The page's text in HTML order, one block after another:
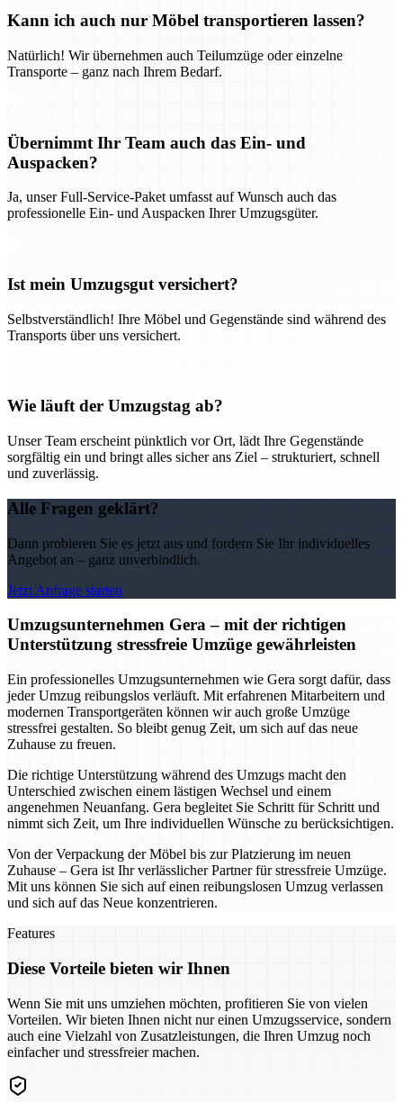
Kann ich auch nur Möbel transportieren lassen?
Natürlich! Wir übernehmen auch Teilumzüge oder einzelne
Transporte – ganz nach Ihrem Bedarf.
Übernimmt Ihr Team auch das Ein- und
Auspacken?
Ja, unser Full-Service-Paket umfasst auf Wunsch auch das
professionelle Ein- und Auspacken Ihrer Umzugsgüter.
Ist mein Umzugsgut versichert?
Selbstverständlich! Ihre Möbel und Gegenstände sind während des
Transports über uns versichert.
Wie läuft der Umzugstag ab?
Unser Team erscheint pünktlich vor Ort, lädt Ihre Gegenstände
sorgfältig ein und bringt alles sicher ans Ziel – strukturiert, schnell
und zuverlässig.
Alle Fragen geklärt?
Dann probieren Sie es jetzt aus und fordern Sie Ihr individuelles
Angebot an – ganz unverbindlich.
Jetzt Anfrage starten
Umzugsunternehmen Gera – mit der richtigen
Unterstützung stressfreie Umzüge gewährleisten
Ein professionelles Umzugsunternehmen wie Gera sorgt dafür, dass
jeder Umzug reibungslos verläuft. Mit erfahrenen Mitarbeitern und
modernen Transportgeräten können wir auch große Umzüge
stressfrei gestalten. So bleibt genug Zeit, um sich auf das neue
Zuhause zu freuen.
Die richtige Unterstützung während des Umzugs macht den
Unterschied zwischen einem lästigen Wechsel und einem
angenehmen Neuanfang. Gera begleitet Sie Schritt für Schritt und
nimmt sich Zeit, um Ihre individuellen Wünsche zu berücksichtigen.
Von der Verpackung der Möbel bis zur Platzierung im neuen
Zuhause – Gera ist Ihr verlässlicher Partner für stressfreie Umzüge.
Mit uns können Sie sich auf einen reibungslosen Umzug verlassen
und sich auf das Neue konzentrieren.
Features
Diese Vorteile bieten wir Ihnen
Wenn Sie mit uns umziehen möchten, profitieren Sie von vielen
Vorteilen. Wir bieten Ihnen nicht nur einen Umzugsservice, sondern
auch eine Vielzahl von Zusatzleistungen, die Ihren Umzug noch
einfacher und stressfreier machen.